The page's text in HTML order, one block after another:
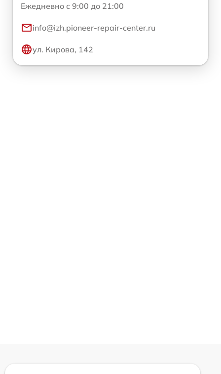
Ежедневно с 9:00 до 21:00
info@izh.pioneer-repair-center.ru
ул. Кирова, 142